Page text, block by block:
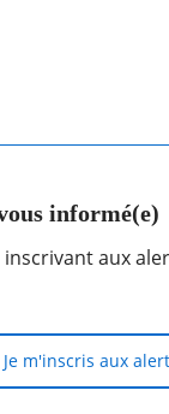
informé(e)
aux
Je m'inscris aux